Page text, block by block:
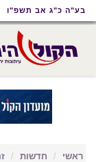
תפריט
נגישות
תפריט
ראשי
תוכן
ראשי
בע"ה כ"ג אב תשפ"ו
ראשי חדשות